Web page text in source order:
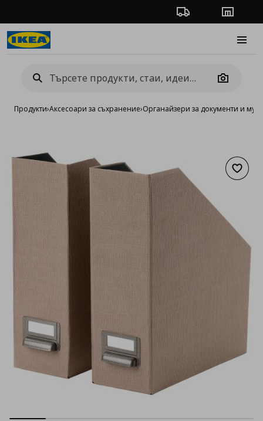
Проследяване на
Camera
Продукти›Аксесоари за съхранение›Органайзери за документи и